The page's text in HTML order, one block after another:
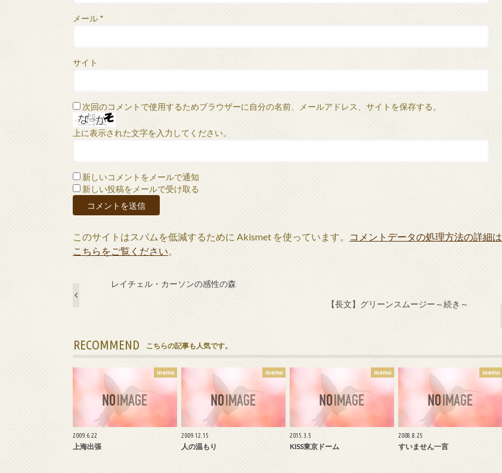
メール *
サイト
次回のコメントで使用するためブラウザーに自分の名前、メールアドレス、サイトを保存する。
上に表示された文字を入力してください。
新しいコメントをメールで通知
新しい投稿をメールで受け取る
このサイトはスパムを低減するために Akismet を使っています。
コメントデータの処理方法の詳細は
こちらをご覧ください。
レイチェル・カーソンの感性の森
【長文】グリーンスムージー～続き～
RECOMMEND こちらの記事も人気です。
memo
2009.6.22
上海出張
memo
2009.12.15
人の温もり
memo
2015.3.5
KISS東京ドーム
memo
2008.8.25
すいません一言